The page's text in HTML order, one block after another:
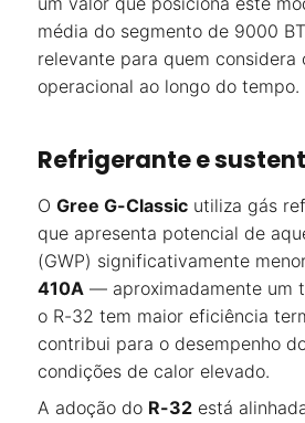
média do segmento de 9000
relevante para quem considera
operacional ao longo do tempo.
Refrigerante e
O Gree G-Classic utiliza gás
que apresenta potencial de
(GWP) significativamente
410A — aproximadamente um
o R-32 tem maior eficiência
contribui para o desempenho
condições de calor elevado.
A adoção do R-32 está